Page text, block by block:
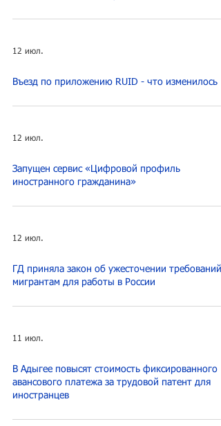
12 июл.
Въезд по приложению RUID - что изменилось
12 июл.
Запущен сервис «Цифровой профиль
иностранного гражданина»
12 июл.
ГД приняла закон об ужесточении требований
мигрантам для работы в России
11 июл.
В Адыгее повысят стоимость фиксированного
авансового платежа за трудовой патент для
иностранцев